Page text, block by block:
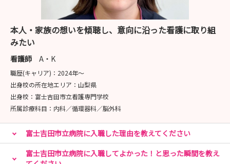
本人・家族の想いを傾聴し、意向に沿った看護に取り組
みたい
看護師 A・K
職歴(キャリア)： 2024年〜
出身校の所在地エリア： 山梨県
出身校： 富士吉田市立看護専門学校
所属診療科目： 内科／循環器科／脳外科
富士吉田市立病院に入職した理由を教えてください
富士吉田市立病院に入職してよかった！と思った瞬間を教え